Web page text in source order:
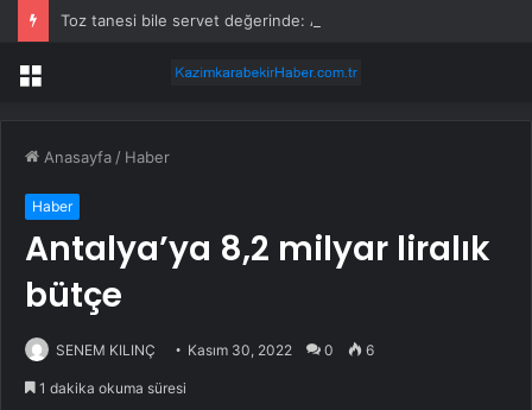
Menü
Anasayfa / Haber
Haber
Antalya’ya 8,2 milyar liralık
bütçe
SENEM KILINÇ Kasım 30, 2022 0 6
1 dakika okuma süresi